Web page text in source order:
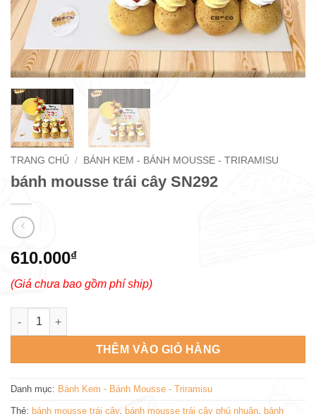
TRANG CHỦ / BÁNH KEM - BÁNH MOUSSE - TRIRAMISU
bánh mousse trái cây SN292
610.000₫
(Giá chưa bao gồm phí ship)
bánh mousse trái cây SN292 số lượng
THÊM VÀO GIỎ HÀNG
Danh mục: Bánh Kem - Bánh Mousse - Triramisu
Thẻ: bánh mousse trái cây, bánh mousse trái cây phú nhuận, bánh